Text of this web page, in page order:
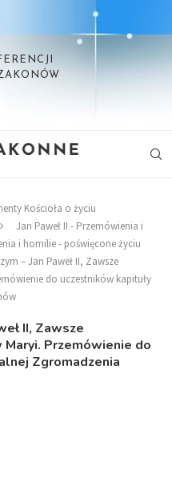
Kościoła o życiu
Jan Paweł II - Przemówienia i
i homilie - poświęcone życiu
– Jan Paweł II, Zawsze
do uczestników kapituły
II, Zawsze
Przemówienie do
Zgromadzenia